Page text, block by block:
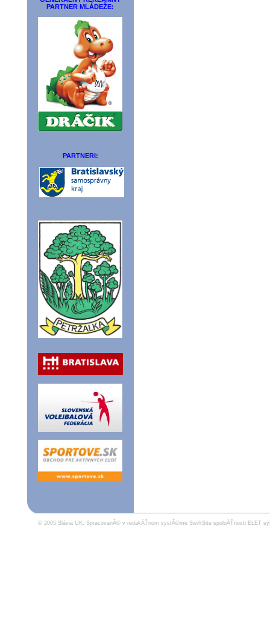
PARTNER MLÁDEŽE:
PARTNERI:
© 2005 Slávia UK. SpracovanĂ© v redakÄŤnom systĂ©me SwiftSite spoloÄŤnosti ELET